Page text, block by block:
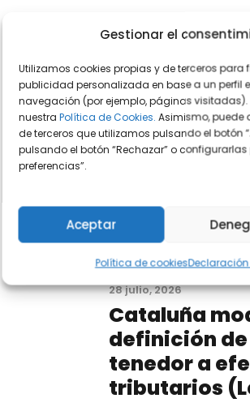
Gestionar el
Utilizamos cookies propias y de terceros
publicidad personalizada en base a un perfil
navegación (por ejemplo, páginas
nuestra Política de Cookies. Asimismo, puede
de terceros que utilizamos pulsando el botón
pulsando el botón “Rechazar” o
preferencias”.
Aceptar
Política de cookies
28 julio, 2026
Cataluña
definición
tenedor a
tributarios